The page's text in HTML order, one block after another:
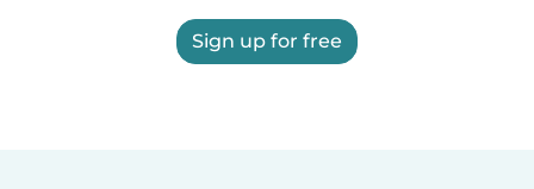
Sign up for free